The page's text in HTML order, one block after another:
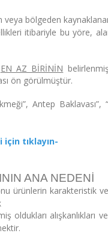
veya bölgeden
itibariyle bu yöre,
EN AZ BİRİNİN
ön görülmüştür.
Antep Baklavası”,
tıklayın-
ANA NEDENİ
ürünlerin karakteristik
oldukları alışkanlıkları